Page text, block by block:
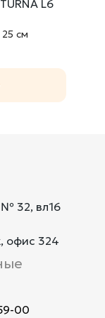
L6
25 cм
№ 32, вл16
офис 324
00